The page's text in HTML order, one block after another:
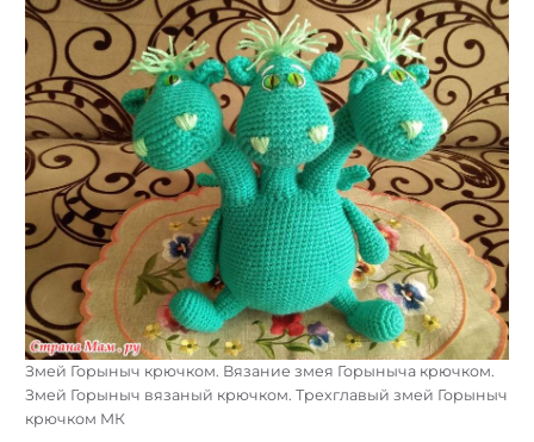
Змей Горыныч крючком. Вязание змея Горыныча крючком.
Змей Горыныч вязаный крючком. Трехглавый змей Горыныч
крючком МК